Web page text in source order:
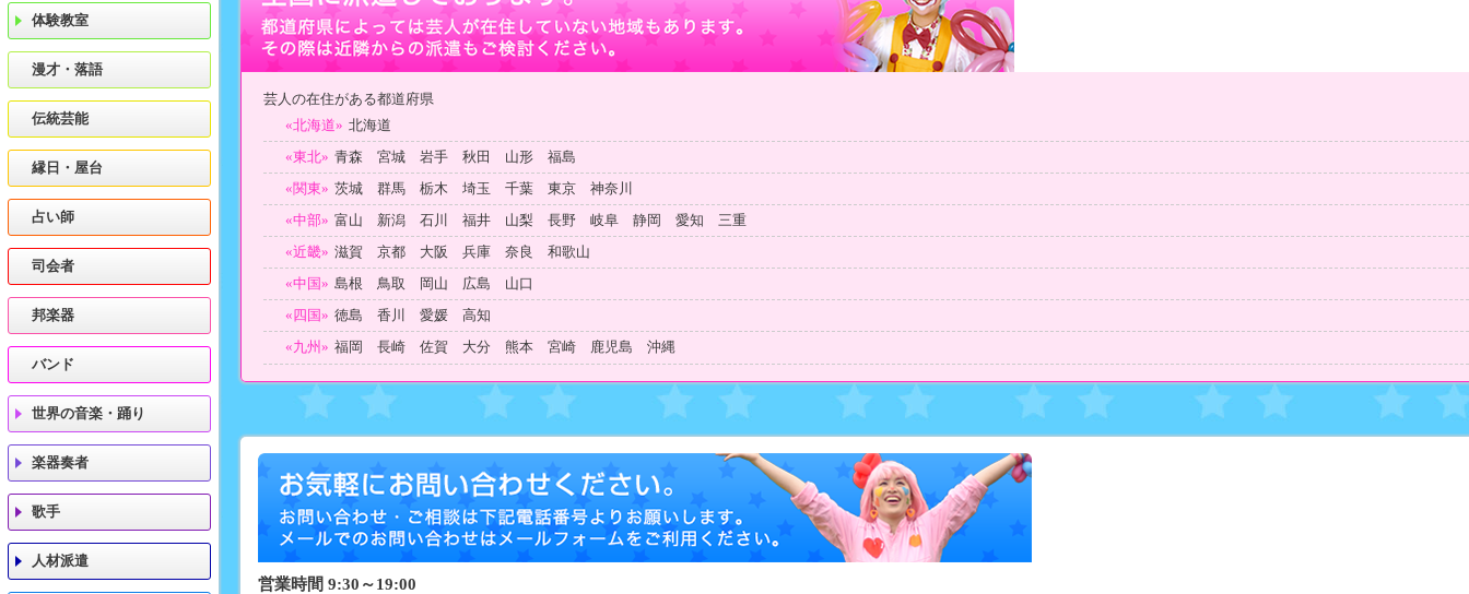
芸人の在住がある都道府県
«北海道» 北海道
«東北» 青森 宮城 岩手 秋田 山形 福島
«関東» 茨城 群馬 栃木 埼玉 千葉 東京 神奈川
«中部» 富山 新潟 石川 福井 山梨 長野 岐阜 静岡 愛知 三重
«近畿» 滋賀 京都 大阪 兵庫 奈良 和歌山
«中国» 島根 鳥取 岡山 広島 山口
«四国» 徳島 香川 愛媛 高知
«九州» 福岡 長崎 佐賀 大分 熊本 宮崎 鹿児島 沖縄
営業時間 9:30～19:00
体験教室
漫才・落語
伝統芸能
縁日・屋台
占い師
司会者
邦楽器
バンド
世界の音楽・踊り
楽器奏者
歌手
人材派遣